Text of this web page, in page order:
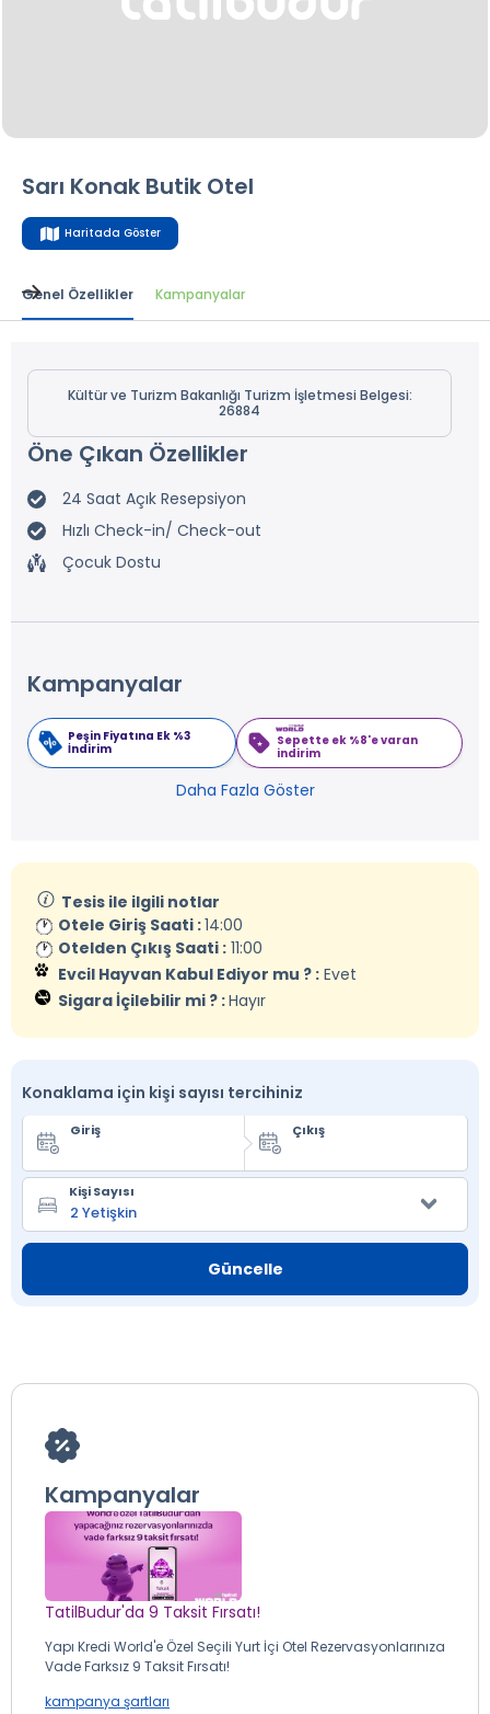
Sarı Konak Butik Otel
Haritada Göster
Genel Özellikler Kampanyalar
Kültür ve Turizm Bakanlığı Turizm İşletmesi Belgesi:
26884
Öne Çıkan Özellikler
24 Saat Açık Resepsiyon
Hızlı Check-in/ Check-out
Çocuk Dostu
Kampanyalar
Peşin Fiyatına Ek %3
İndirim
Sepette ek %8'e varan
indirim
Daha Fazla Göster
Tesis ile ilgili notlar
Otele Giriş Saati :14:00
Otelden Çıkış Saati : 11:00
Evcil Hayvan Kabul Ediyor mu ? : Evet
Sigara İçilebilir mi ? :Hayır
Konaklama için kişi sayısı tercihiniz
Giriş Çıkış
Kişi Sayısı
Güncelle
Kampanyalar
TatilBudur'da 9 Taksit Fırsatı!
Yapı Kredi World'e Özel Seçili Yurt İçi Otel Rezervasyonlarınıza
Vade Farksız 9 Taksit Fırsatı!
kampanya şartları